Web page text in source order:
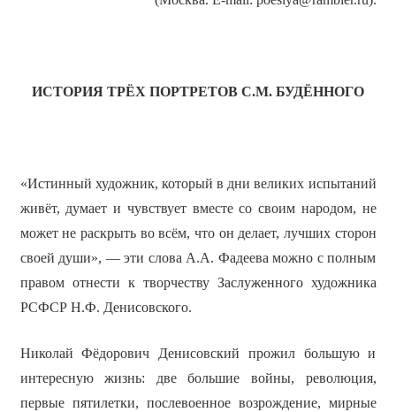
ИСТОРИЯ ТРЁХ ПОРТРЕТОВ С.М. БУДЁННОГО
«Истинный художник, который в дни великих испытаний
живёт, думает и чувствует вместе со своим народом, не
может не раскрыть во всём, что он делает, лучших сторон
своей души», — эти слова А.А. Фадеева можно с полным
правом отнести к творчеству Заслуженного художника
РСФСР Н.Ф. Денисовского.
Николай Фёдорович Денисовский прожил большую и
интересную жизнь: две большие войны, революция,
первые пятилетки, послевоенное возрождение, мирные